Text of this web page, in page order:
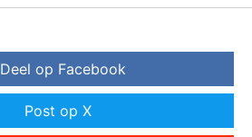
Deel op Facebook
Post op X